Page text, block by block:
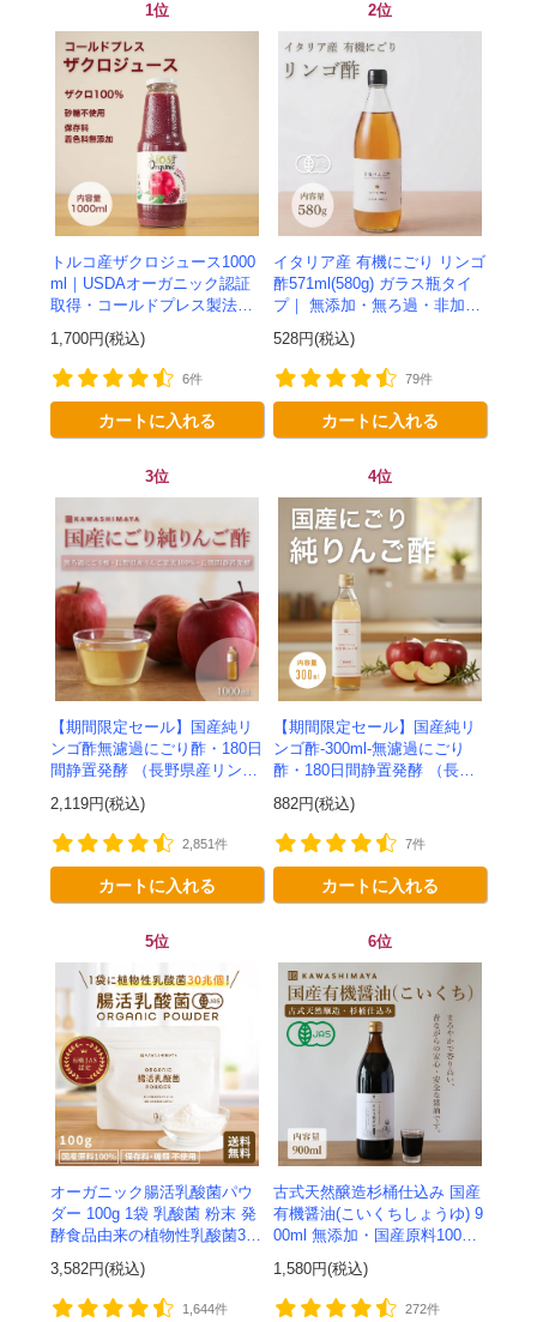
1位
トルコ産ザクロジュース1000
ml｜USDAオーガニック認証
取得・コールドプレス製法に
1,700円(税込)
6件
カートに入れる
2位
イタリア産 有機にごり リンゴ
酢571ml(580g) ガラス瓶タイ
プ｜ 無添加・無ろ過・非加
ルサイダービネガー -かわしま
屋-
528円(税込)
79件
カートに入れる
3位
【期間限定セール】国産純リ
ンゴ酢無濾過にごり酢・180日
間静置発酵 （長野県産リンゴ
100%）-1000ml-かわしま屋-
2,119円(税込)
2,851件
カートに入れる
4位
【期間限定セール】国産純リ
ンゴ酢-300ml-無濾過にごり
酢・180日間静置発酵 （長野
県産リンゴ100%）-かわしま
屋-
882円(税込)
7件
カートに入れる
5位
オーガニック腸活乳酸菌パウ
ダー 100g 1袋 乳酸菌 粉末 発
酵食品由来の植物性乳酸菌30
兆個入り！有機JAS認定 -かわ
しま屋- 【送料無料】 *メ...
3,582円(税込)
1,644件
6位
古式天然醸造杉桶仕込み 国産
有機醤油(こいくちしょうゆ) 9
00ml 無添加・国産原料100%
の醤油-かわしま屋-
1,580円(税込)
272件